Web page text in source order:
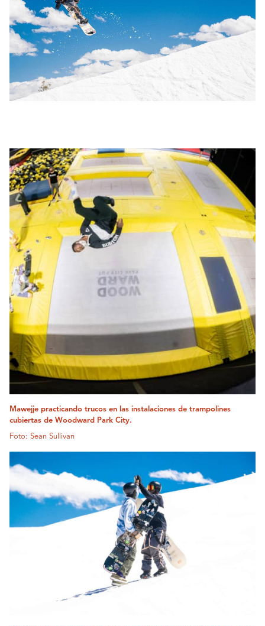
Mawejje practicando trucos en las instalaciones de trampolines
cubiertas de Woodward Park City.
Foto: Sean Sullivan